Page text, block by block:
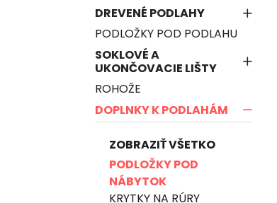
DREVENÉ PODLAHY
PODLOŽKY POD PODLAHU
SOKLOVÉ A
UKONČOVACIE LIŠTY
ROHOŽE
DOPLNKY K PODLAHÁM
ZOBRAZIŤ VŠETKO
PODLOŽKY POD
NÁBYTOK
KRYTKY NA RÚRY